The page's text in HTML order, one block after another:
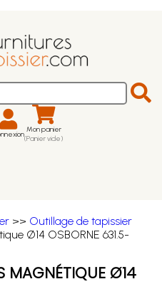
Mon panier
(Panier vide)
>> Outillage de tapissier
Ø14 OSBORNE 631.5-
MAGNÉTIQUE Ø14